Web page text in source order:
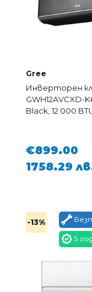
Gree
Инверторен
GWH12AVCXD-
Black, 12 000
€899.00
1758.29
-13%
5